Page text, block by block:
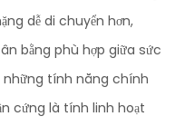
dễ di chuyển hơn,
bằng phù hợp giữa sức
những tính năng chính
cứng là tính linh hoạt